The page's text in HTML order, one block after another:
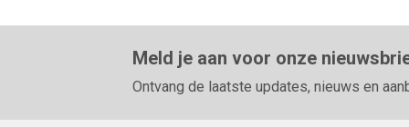
Meld je aan voor onze
Ontvang de laatste updates, nieuws en